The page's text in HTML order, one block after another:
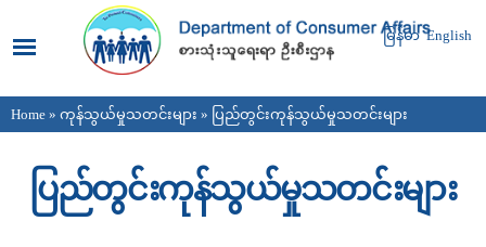
main
content
မြန်မာ English
You are here
Home » ကုန်သွယ်မှုသတင်းများ » ပြည်တွင်းကုန်သွယ်မှုသတင်းများ
ပြည်တွင်းကုန်သွယ်မှုသတင်းများ